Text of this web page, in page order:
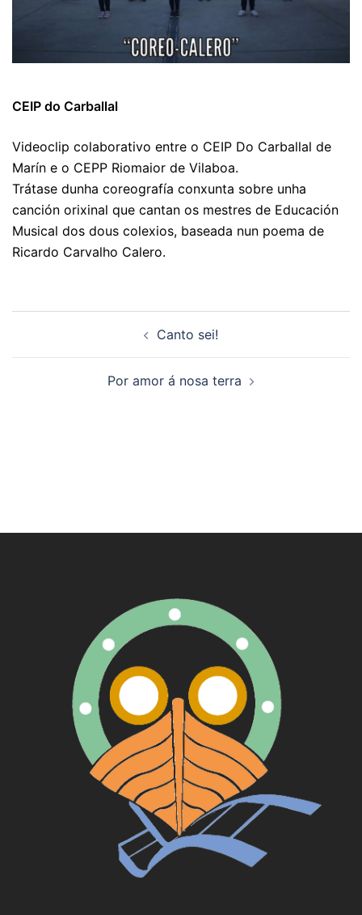
CEIP do Carballal
Videoclip colaborativo entre o CEIP Do Carballal de
Marín e o CEPP Riomaior de Vilaboa.
Trátase dunha coreografía conxunta sobre unha
canción orixinal que cantan os mestres de Educación
Musical dos dous colexios, baseada nun poema de
Ricardo Carvalho Calero.
Canto sei!
Por amor á nosa terra